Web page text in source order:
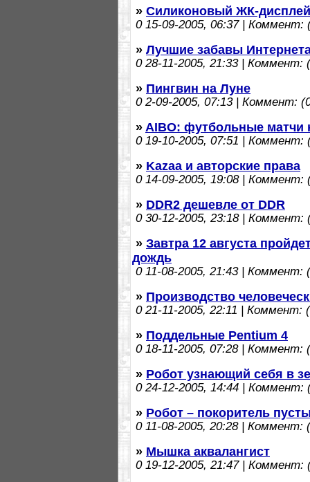
» Cиликоновый ЖК-дисплей
015-09-2005, 06:37 | Коммент:
» Лучшие забавы
028-11-2005, 21:33 | Коммент:
» Пингвин на Луне
02-09-2005, 07:13 | Коммент:
» AIBO: футбольные матчи
019-10-2005, 07:51 | Коммент:
» Kazaa и авторские права
014-09-2005, 19:08 | Коммент:
» DDR2 дешевле от DDR
030-12-2005, 23:18 | Коммент:
» Завтра 12 августа
дождь
011-08-2005, 21:43 | Коммент:
» Производство
021-11-2005, 22:11 | Коммент:
» Поддельные Pentium 4
018-11-2005, 07:28 | Коммент:
» Робот узнающий себя в
024-12-2005, 14:44 | Коммент:
» Робот – покоритель
011-08-2005, 20:28 | Коммент:
» Мышка аквалангист
019-12-2005, 21:47 | Коммент: